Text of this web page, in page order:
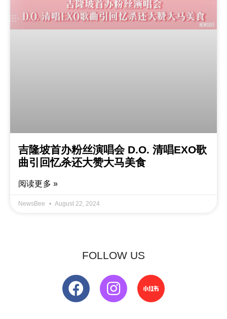
吉隆坡首办粉丝演唱会 D.O. 清唱EXO歌
曲引回忆杀还大赞大马美食
阅读更多 »
NewsBee August 22, 2024
FOLLOW US